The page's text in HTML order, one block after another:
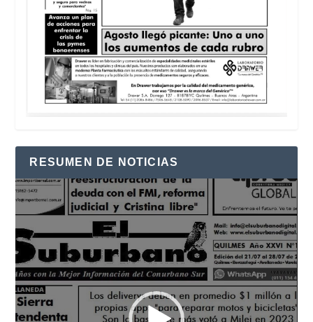
RESUMEN DE NOTICIAS
Reproductor
de
vídeo